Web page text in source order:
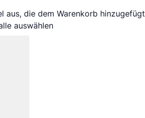
aus, die dem Warenkorb hinzugefügt
auswählen